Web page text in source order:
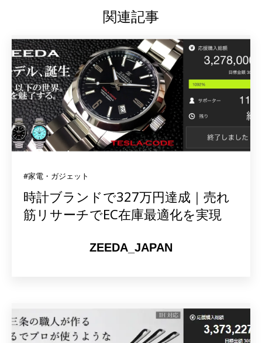
関連記事
#家電・ガジェット
時計ブランドで327万円達成｜売れ
筋リサーチでEC在庫最適化を実現
ZEEDA_JAPAN